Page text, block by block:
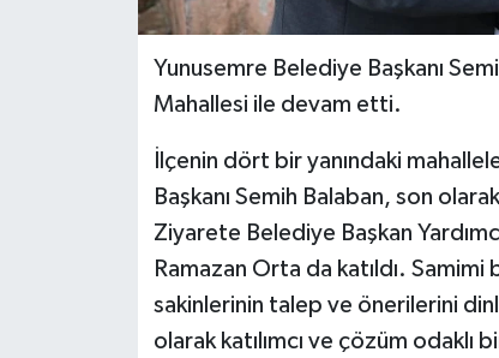
Yunusemre Belediye Başkanı
Mahallesi ile devam etti.
İlçenin dört bir yanındaki
Başkanı Semih Balaban, son
Ziyarete Belediye Başkan
Ramazan Orta da katıldı.
sakinlerinin talep ve önerilerini
olarak katılımcı ve çözüm odaklı
Seri İlan
Vefat Haberleri